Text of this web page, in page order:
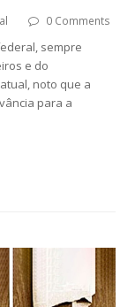
0 Comments
sempre
e do
noto que a
para a